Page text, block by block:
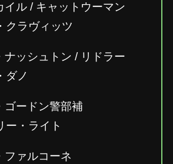
イル / キャットウーマン
クラヴィッツ
ナッシュトン / リドラー
ダノ
ゴードン警部補
ー・ライト
ファルコーネ